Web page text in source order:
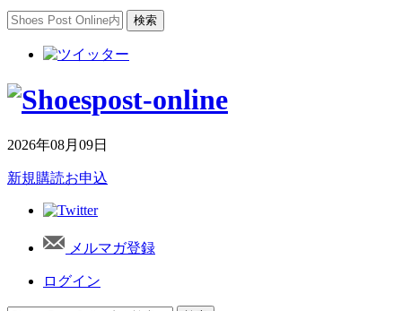
2026年08月09日
新規購読お申込
メルマガ登録
ログイン